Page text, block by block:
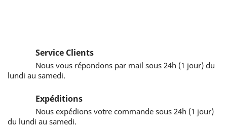
Service Clients
Nous vous répondons par mail sous 24h (1 jour) du
lundi au samedi.
Expéditions
Nous expédions votre commande sous 24h (1 jour)
du lundi au samedi.